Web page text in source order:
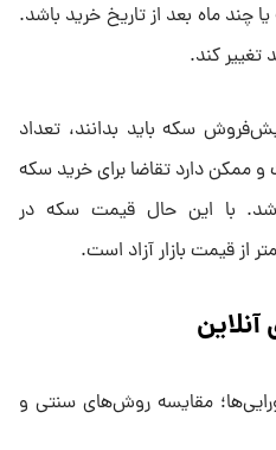
ماه بعد از تاریخ خرید باشد.
کند.
سکه باید بدانند، تعداد
دارد تقاضا برای خرید سکه
با این حال قیمت سکه در
از قیمت بازار آزاد است.